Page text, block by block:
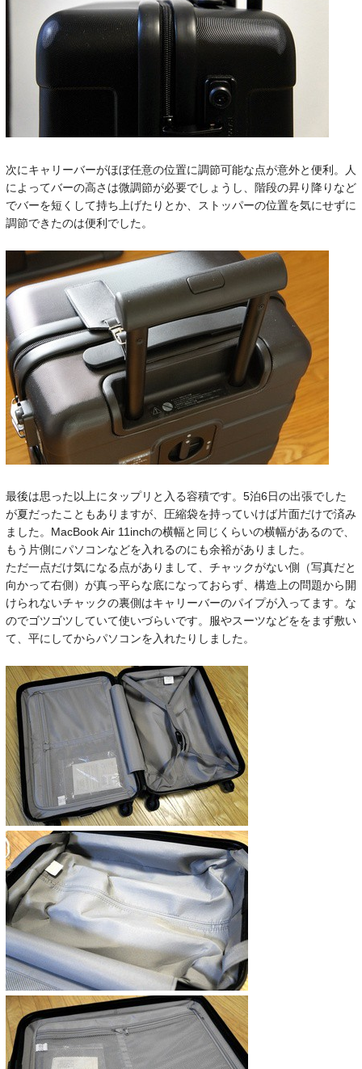
次にキャリーバーがほぼ任意の位置に調節可能な点が意外と便利。人
によってバーの高さは微調節が必要でしょうし、階段の昇り降りなど
でバーを短くして持ち上げたりとか、ストッパーの位置を気にせずに
調節できたのは便利でした。
最後は思った以上にタップリと入る容積です。5泊6日の出張でした
が夏だったこともありますが、圧縮袋を持っていけば片面だけで済み
ました。MacBook Air 11inchの横幅と同じくらいの横幅があるので、
もう片側にパソコンなどを入れるのにも余裕がありました。
ただ一点だけ気になる点がありまして、チャックがない側（写真だと
向かって右側）が真っ平らな底になっておらず、構造上の問題から開
けられないチャックの裏側はキャリーバーのパイプが入ってます。な
のでゴツゴツしていて使いづらいです。服やスーツなどををまず敷い
て、平にしてからパソコンを入れたりしました。